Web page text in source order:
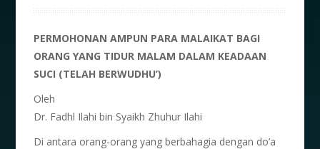
PERMOHONAN AMPUN PARA MALAIKAT BAGI
ORANG YANG TIDUR MALAM DALAM KEADAAN
SUCI (TELAH BERWUDHU’)
Oleh
Dr. Fadhl Ilahi bin Syaikh Zhuhur Ilahi
Di antara orang-orang yang berbahagia dengan do’a